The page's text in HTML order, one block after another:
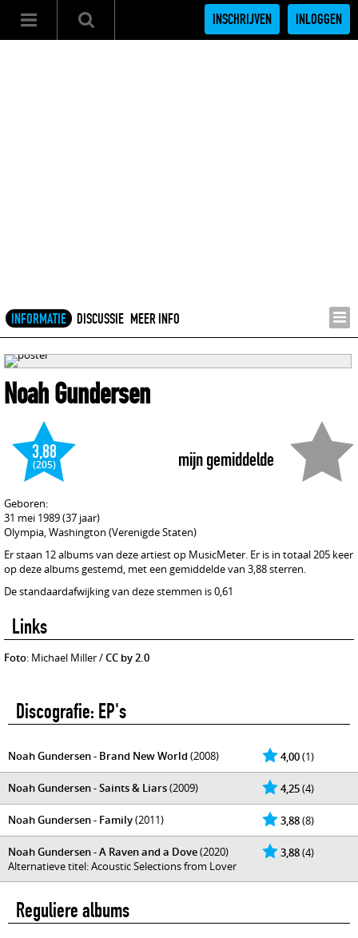
INSCHRIJVEN INLOGGEN
INFORMATIE DISCUSSIE MEER INFO
Noah Gundersen
mijn gemiddelde
3,88
(205)
Geboren:
31 mei 1989 (37 jaar)
Olympia, Washington (Verenigde Staten)
Er staan 12 albums van deze artiest op MusicMeter. Er is in totaal 205 keer
op deze albums gestemd, met een gemiddelde van 3,88 sterren.
De standaardafwijking van deze stemmen is 0,61
Links
Foto: Michael Miller /CC by 2.0
Discografie: EP's
4,00(1)
Noah Gundersen - Brand New World (2008)
4,25(4)
Noah Gundersen - Saints & Liars(2009)
3,88(8)
Noah Gundersen - Family(2011)
3,88(4)
Noah Gundersen - A Raven and a Dove(2020)
Alternatieve titel: Acoustic Selections from Lover
Reguliere albums